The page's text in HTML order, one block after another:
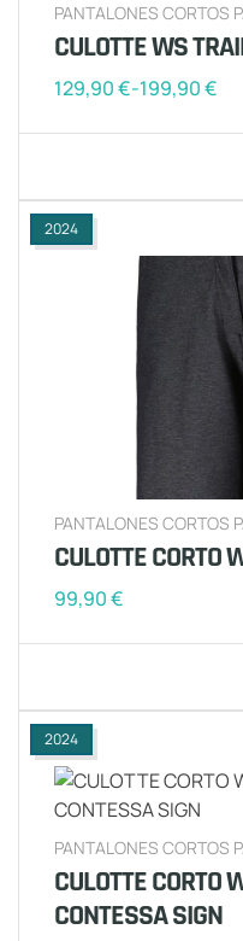
PANTALONES CORTOS
CULOTTE WS
129,90€-199,90€
2024
PANTALONES CORTOS
CULOTTE CORTO
99,90€
2024
PANTALONES CORTOS
CULOTTE CORTO
CONTESSA SIGN